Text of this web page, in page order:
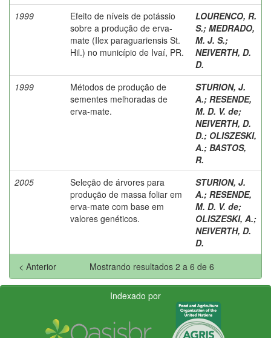
1999
Efeito de níveis de potássio
sobre a produção de erva-
mate (Ilex paraguariensis St.
Hil.) no município de Ivaí, PR.
LOURENCO, R.
S.; MEDRADO,
M. J. S.;
NEIVERTH, D.
D.
1999
Métodos de produção de
sementes melhoradas de
erva-mate.
STURION, J.
A.; RESENDE,
M. D. V. de;
NEIVERTH, D.
D.; OLISZESKI,
A.; BASTOS,
R.
2005
Seleção de árvores para
produção de massa foliar em
erva-mate com base em
valores genéticos.
STURION, J.
A.; RESENDE,
M. D. V. de;
OLISZESKI, A.;
NEIVERTH, D.
D.
Mostrando resultados 2 a 6 de 6
< Anterior
Indexado por